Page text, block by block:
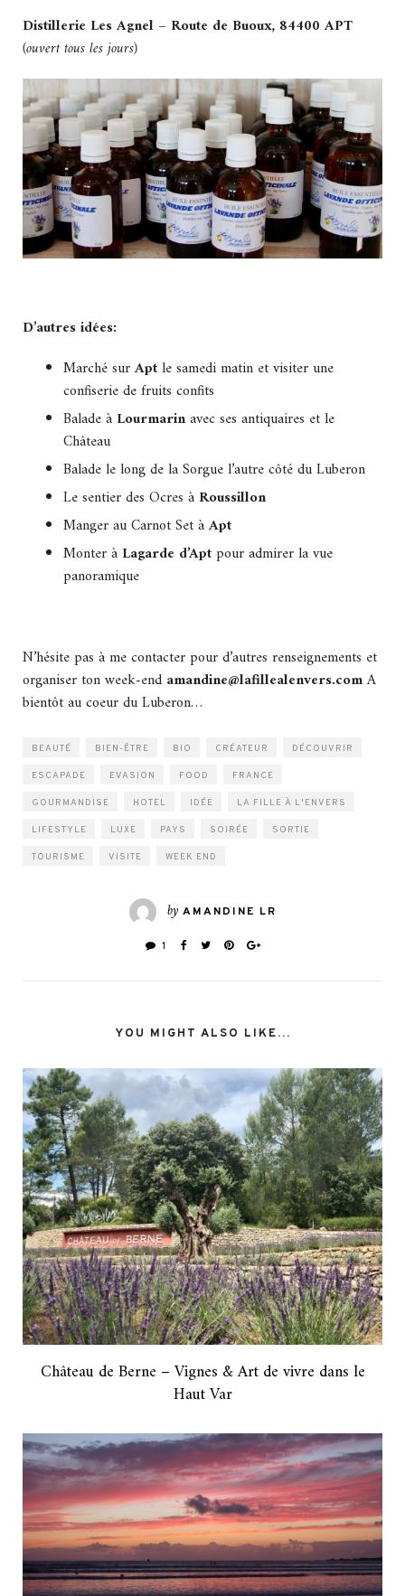
Distillerie Les Agnel – Route de Buoux, 84400 APT
(ouvert tous les jours)
D’autres idées:
Marché surAptle samedi matin et visiter une
confiserie de fruits confits
Balade à Lourmarinavec ses antiquaires et le
Château
Balade le long de la Sorgue l’autre côté du Luberon
Le sentier des Ocres à Roussillon
Manger au Carnot Set àApt
Monter à Lagarde d’Aptpour admirer la vue
panoramique
N’hésite pas à me contacter pour d’autres renseignements et
organiser ton week-end amandine@lafillealenvers.comA
bientôt au coeur du Luberon…
BEAUTÉ BIEN-ÊTRE BIO CRÉATEUR DÉCOUVRIR
ESCAPADE EVASION FOOD FRANCE
GOURMANDISE HOTEL IDÉE LA FILLE À L'ENVERS
LIFESTYLE LUXE PAYS SOIRÉE SORTIE
TOURISME VISITE WEEK END
by AMANDINE LR
1
YOU MIGHT ALSO LIKE...
Château de Berne – Vignes & Art de vivre dans le
Haut Var